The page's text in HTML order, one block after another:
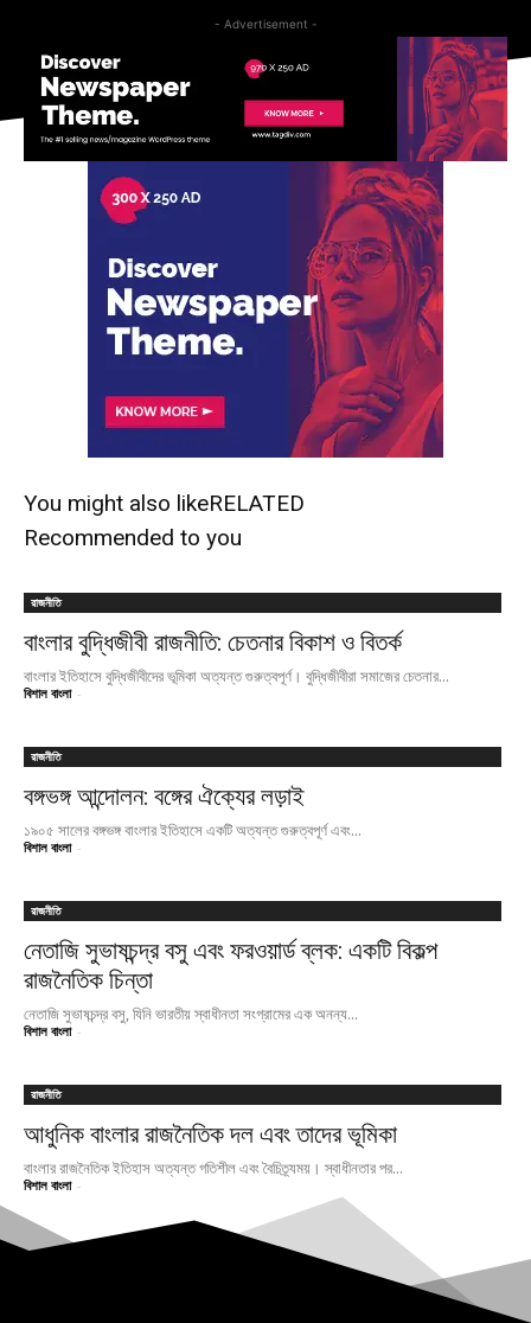
- Advertisement -
You might also likeRELATED
Recommended to you
রাজনীতি
বাংলার বুদ্ধিজীবী রাজনীতি: চেতনার বিকাশ ও বিতর্ক
বাংলার ইতিহাসে বুদ্ধিজীবীদের ভূমিকা অত্যন্ত গুরুত্বপূর্ণ। বুদ্ধিজীবীরা সমাজের চেতনার...
বিশাল বাংলা -
রাজনীতি
বঙ্গভঙ্গ আন্দোলন: বঙ্গের ঐক্যের লড়াই
১৯০৫ সালের বঙ্গভঙ্গ বাংলার ইতিহাসে একটি অত্যন্ত গুরুত্বপূর্ণ এবং...
বিশাল বাংলা -
রাজনীতি
নেতাজি সুভাষচন্দ্র বসু এবং ফরওয়ার্ড ব্লক: একটি বিকল্প
রাজনৈতিক চিন্তা
নেতাজি সুভাষচন্দ্র বসু, যিনি ভারতীয় স্বাধীনতা সংগ্রামের এক অনন্য...
বিশাল বাংলা -
রাজনীতি
আধুনিক বাংলার রাজনৈতিক দল এবং তাদের ভূমিকা
বাংলার রাজনৈতিক ইতিহাস অত্যন্ত গতিশীল এবং বৈচিত্র্যময়। স্বাধীনতার পর...
বিশাল বাংলা -